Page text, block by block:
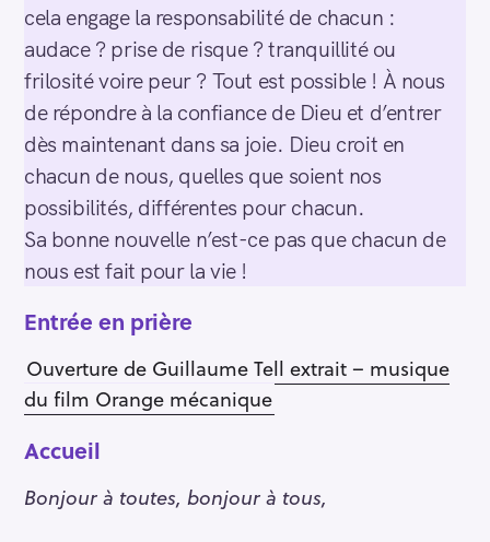
cela engage la responsabilité de chacun :
audace ? prise de risque ? tranquillité ou
frilosité voire peur ? Tout est possible ! À nous
de répondre à la confiance de Dieu et d’entrer
dès maintenant dans sa joie. Dieu croit en
chacun de nous, quelles que soient nos
possibilités, différentes pour chacun.
Sa bonne nouvelle n’est-ce pas que chacun de
nous est fait pour la vie !
Entrée en prière
Ouverture de Guillaume Tell extrait – musique
du film Orange mécanique
Accueil
Bonjour à toutes, bonjour à tous,